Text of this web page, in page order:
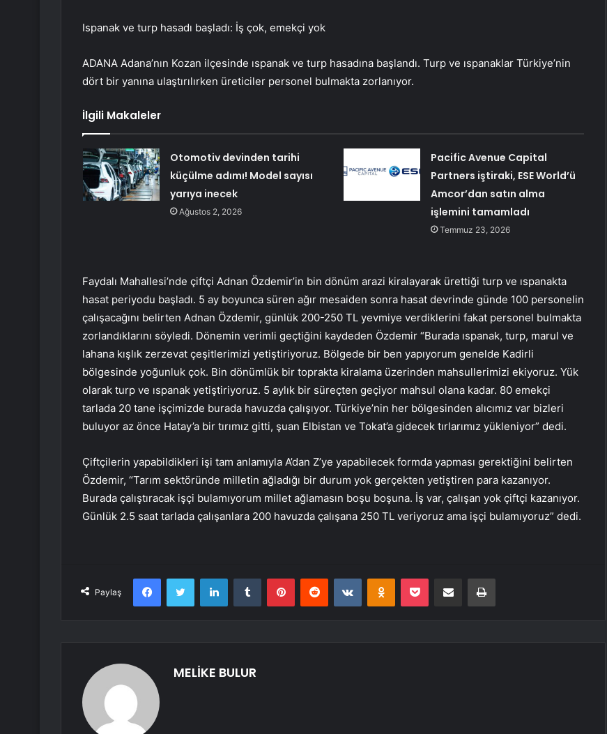
Ispanak ve turp hasadı başladı: İş çok, emekçi yok
ADANA Adana’nın Kozan ilçesinde ıspanak ve turp hasadına başlandı. Turp ve ıspanaklar Türkiye’nin
dört bir yanına ulaştırılırken üreticiler personel bulmakta zorlanıyor.
İlgili Makaleler
Otomotiv devinden tarihi
küçülme adımı! Model sayısı
yarıya inecek
Ağustos 2, 2026
Pacific Avenue Capital
Partners iştiraki, ESE World’ü
Amcor’dan satın alma
işlemini tamamladı
Temmuz 23, 2026
Faydalı Mahallesi’nde çiftçi Adnan Özdemir’in bin dönüm arazi kiralayarak ürettiği turp ve ıspanakta
hasat periyodu başladı. 5 ay boyunca süren ağır mesaiden sonra hasat devrinde günde 100 personelin
çalışacağını belirten Adnan Özdemir, günlük 200-250 TL yevmiye verdiklerini fakat personel bulmakta
zorlandıklarını söyledi. Dönemin verimli geçtiğini kaydeden Özdemir “Burada ıspanak, turp, marul ve
lahana kışlık zerzevat çeşitlerimizi yetiştiriyoruz. Bölgede bir ben yapıyorum genelde Kadirli
bölgesinde yoğunluk çok. Bin dönümlük bir toprakta kiralama üzerinden mahsullerimizi ekiyoruz. Yük
olarak turp ve ıspanak yetiştiriyoruz. 5 aylık bir süreçten geçiyor mahsul olana kadar. 80 emekçi
tarlada 20 tane işçimizde burada havuzda çalışıyor. Türkiye’nin her bölgesinden alıcımız var bizleri
buluyor az önce Hatay’a bir tırımız gitti, şuan Elbistan ve Tokat’a gidecek tırlarımız yükleniyor” dedi.
Çiftçilerin yapabildikleri işi tam anlamıyla A’dan Z’ye yapabilecek formda yapması gerektiğini belirten
Özdemir, “Tarım sektöründe milletin ağladığı bir durum yok gerçekten yetiştiren para kazanıyor.
Burada çalıştıracak işçi bulamıyorum millet ağlamasın boşu boşuna. İş var, çalışan yok çiftçi kazanıyor.
Günlük 2.5 saat tarlada çalışanlara 200 havuzda çalışana 250 TL veriyoruz ama işçi bulamıyoruz” dedi.
Paylaş
FacebookTwitter LinkedInTumblr PinterestReddit VKontakteOdnoklassniki
Pocket E-Posta ile paylaş Yazdır
MELİKE BULUR